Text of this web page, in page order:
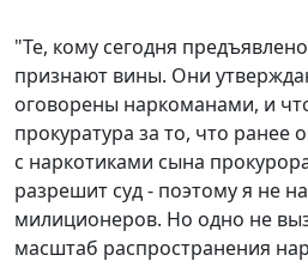
"Те, кому сегодня
признают вины. Они
оговорены наркоманами, и
прокуратура за то, что ранее
с наркотиками сына
разрешит суд - поэтому я не
милиционеров. Но одно не
масштаб распространения